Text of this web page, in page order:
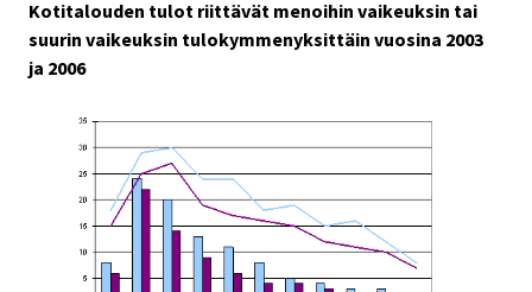
Kotitalouden tulot riittävät menoihin vaikeuksin tai
suurin vaikeuksin tulokymmenyksittäin vuosina 2003
ja 2006